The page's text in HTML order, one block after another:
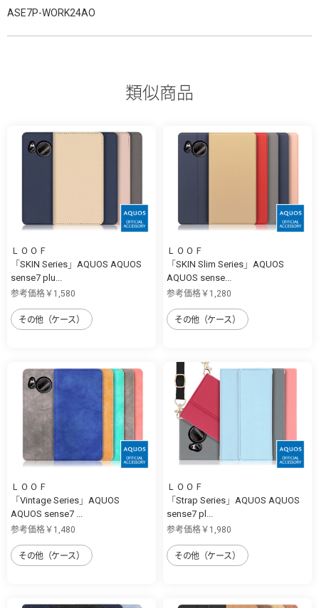
ASE7P-WORK24AO
類似商品
ＬＯＯＦ
「SKIN Series」AQUOS AQUOS
sense7 plu...
参考価格￥1,580
その他（ケース）
ＬＯＯＦ
「SKIN Slim Series」AQUOS
AQUOS sense...
参考価格￥1,280
その他（ケース）
ＬＯＯＦ
「Vintage Series」AQUOS
AQUOS sense7 ...
参考価格￥1,480
その他（ケース）
ＬＯＯＦ
「Strap Series」AQUOS AQUOS
sense7 pl...
参考価格￥1,980
その他（ケース）